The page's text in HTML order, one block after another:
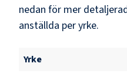
nedan för mer
anställda per yrke.
Yrke